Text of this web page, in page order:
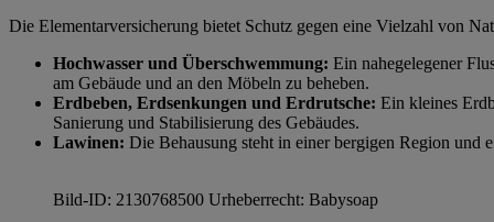
Die Elementarversicherung bietet Schutz gegen eine Vielzahl von
Hochwasser und Überschwemmung: Ein nahegelegener
am Gebäude und an den Möbeln zu beheben.
Erdbeben, Erdsenkungen und Erdrutsche: Ein kleines
Sanierung und Stabilisierung des Gebäudes.
Lawinen: Die Behausung steht in einer bergigen Region und
Bild-ID: 2130768500 Urheberrecht: Babysoap